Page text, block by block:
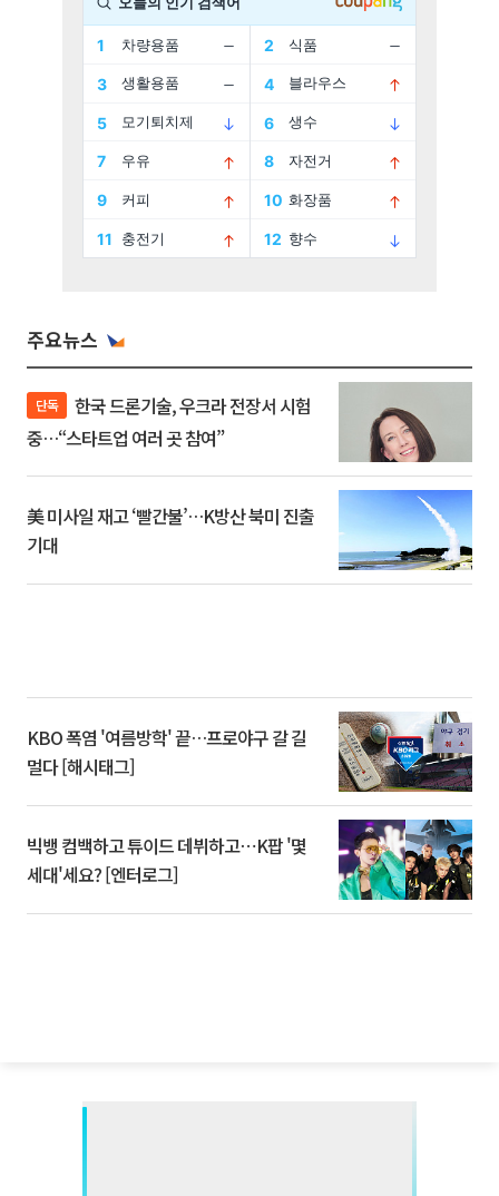
주요뉴스
단독
중…“스타트업 여러 곳 참여”
美 미사일 재고 ‘빨간불’…K방산 북미 진출
기대
KBO 폭염 '여름방학' 끝…프로야구 갈 길
멀다 [해시태그]
빅뱅 컴백하고 튜이드 데뷔하고⋯K팝 '몇
세대'세요? [엔터로그]